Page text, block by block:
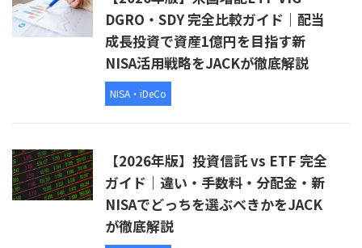
DGRO・SDY 完全比較ガイド｜配当
成長投資で資産1億円を目指す新
NISA活用戦略をJACKが徹底解説
NISA・iDeCo
【2026年版】投資信託 vs ETF 完全
ガイド｜違い・手数料・分配金・新
NISAでどっちを選ぶべきかをJACK
が徹底解説